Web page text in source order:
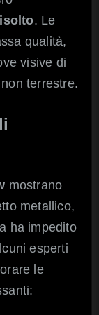
. Le
qualità,
visive di
terrestre.
mostrano
metallico,
ha impedito
esperti
le